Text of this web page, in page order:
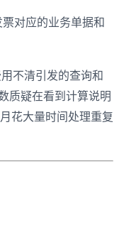
对应的业务单据和
不清引发的查询和
质疑在看到计算说明
花大量时间处理重复